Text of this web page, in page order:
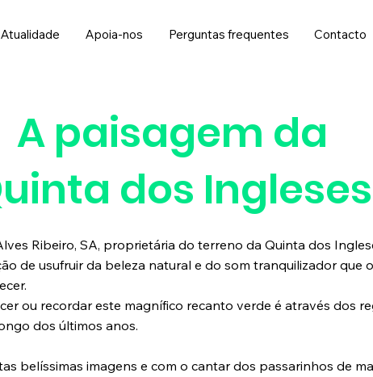
Atualidade Apoia-nos Perguntas frequentes Contacto
A paisagem da
dos Ingleses
Ribeiro, SA, proprietária do terreno da Quinta dos
de usufruir da beleza natural e do som tranquilizador que
ou recordar este magnífico recanto verde é através dos
dos últimos anos.
belíssimas imagens e com o cantar dos passarinhos de